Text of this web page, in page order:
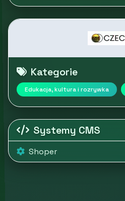
Kategorie
Edukacja, kultura i rozrywka
Systemy CMS
Shoper